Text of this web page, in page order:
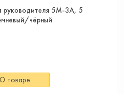
руководителя 5M-3A, 5
чёрный
О товаре